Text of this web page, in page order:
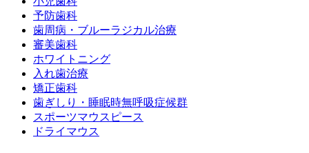
予防歯科
歯周病・ブルーラジカル治療
審美歯科
ホワイトニング
入れ歯治療
矯正歯科
歯ぎしり・睡眠時無呼吸症候群
スポーツマウスピース
ドライマウス